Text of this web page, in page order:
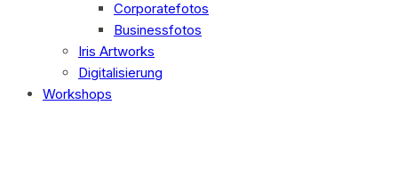
Corporatefotos
Businessfotos
Iris Artworks
Digitalisierung
Workshops